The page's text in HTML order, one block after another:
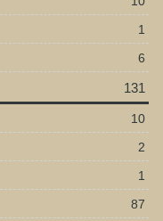
1
6
131
10
2
1
87